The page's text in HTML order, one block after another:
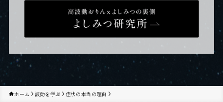
ホーム 波動を学ぶ 症状の本当の理由